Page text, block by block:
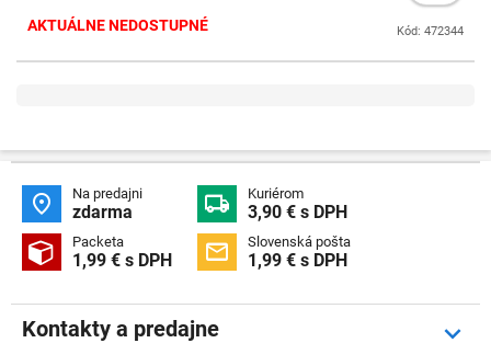
Kód: 472344
AKTUÁLNE NEDOSTUPNÉ
 Na predajni
zdarma  Kuriérom
3,90 € s DPH
 Packeta
1,99 € s DPH  Slovenská pošta
1,99 € s DPH
Kontakty a predajne